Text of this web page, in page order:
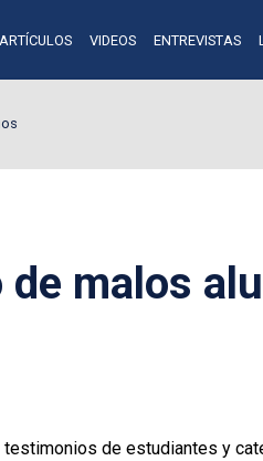
ARTÍCULOS VIDEOS ENTREVISTAS
de malos
de estudiantes y